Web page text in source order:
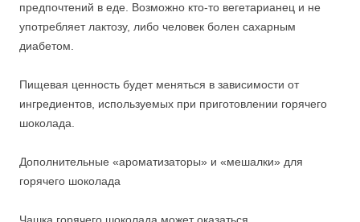
предпочтений в еде. Возможно кто-то вегетарианец и не
употребляет лактозу, либо человек болен сахарным
диабетом.
Пищевая ценность будет меняться в зависимости от
ингредиентов, используемых при приготовлении горячего
шоколада.
Дополнительные «ароматизаторы» и «мешалки» для
горячего шоколада